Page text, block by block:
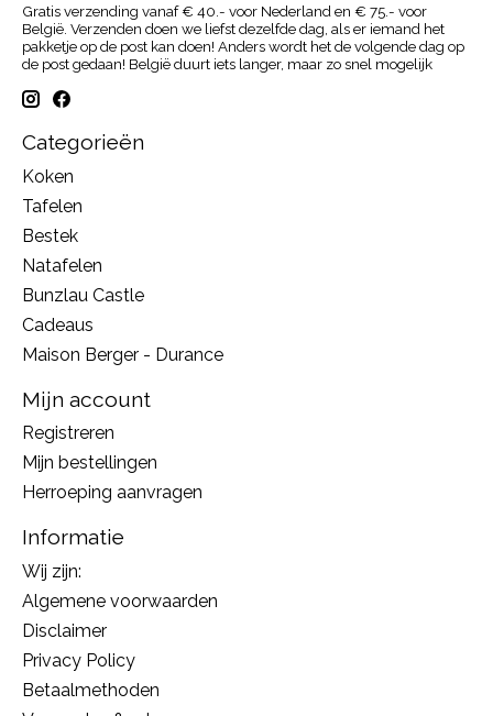
Gratis verzending vanaf € 40.- voor Nederland en € 75.- voor
België. Verzenden doen we liefst dezelfde dag, als er iemand het
pakketje op de post kan doen! Anders wordt het de volgende dag op
de post gedaan! België duurt iets langer, maar zo snel mogelijk
Categorieën
Koken
Tafelen
Bestek
Natafelen
Bunzlau Castle
Cadeaus
Maison Berger - Durance
Mijn account
Registreren
Mijn bestellingen
Herroeping aanvragen
Informatie
Wij zijn:
Algemene voorwaarden
Disclaimer
Privacy Policy
Betaalmethoden